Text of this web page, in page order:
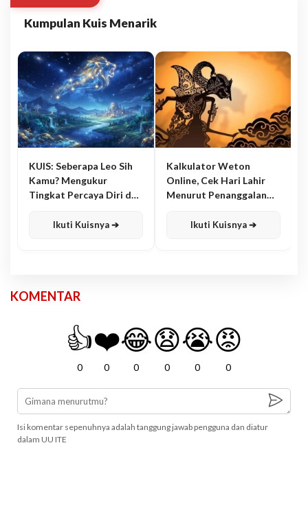
Kumpulan Kuis Menarik
KUIS: Seberapa Leo Sih
Kamu? Mengukur
Tingkat Percaya Diri dan
Ikuti Kuisnya ➔
Kalkulator Weton
Online, Cek Hari Lahir
Menurut Penanggalan
Ikuti Kuisnya ➔
KOMENTAR
👍
0
❤️
0
😂
0
😧
0
😭
0
😡
0
Isi komentar sepenuhnya adalah tanggung jawab pengguna dan diatur
dalam UU ITE